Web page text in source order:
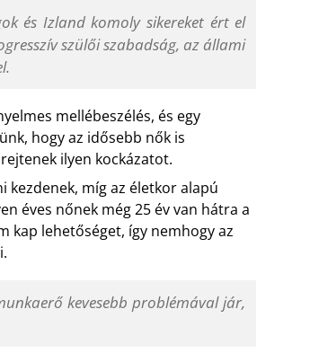
és Izland komoly sikereket ért el
szülői szabadság, az állami
mellébeszélés, és egy
hogy az idősebb nők is
ilyen kockázatot.
kezdenek, míg az életkor alapú
éves nőnek még 25 év van hátra a
kap lehetőséget, így nemhogy az
kevesebb problémával jár,